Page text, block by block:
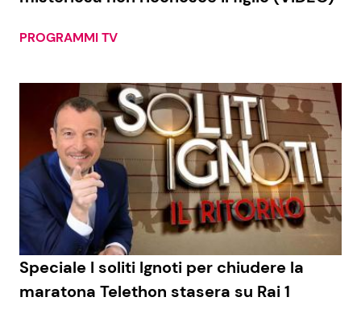
PROGRAMMI TV
Speciale I soliti Ignoti per chiudere la
maratona Telethon stasera su Rai 1